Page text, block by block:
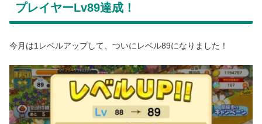
プレイヤーLv89達成！
今月は1レベルアップして、ついにレベル89になりました！